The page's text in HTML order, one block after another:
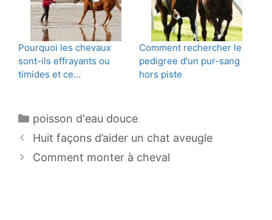
Pourquoi les chevaux
sont-ils effrayants ou
timides et ce…
Comment rechercher le
pedigree d'un pur-sang
hors piste
Catégories
poisson d'eau douce
Navigation
des
Huit façons d’aider un chat aveugle
Comment monter à cheval